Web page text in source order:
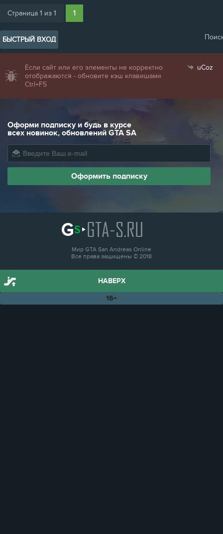
Страница 1 из 1 1
uCoz
Если сайт или его элементы не корректно
отображаются - обновите кэш клавишами
Ctrl+F5
Оформи подписку и будь в курсе
всех новинок, обновлений GTA SA
GTA-S.RU
Мир GTA San Andreas Online
Все права защищены © 2018
НАВЕРХ
16+